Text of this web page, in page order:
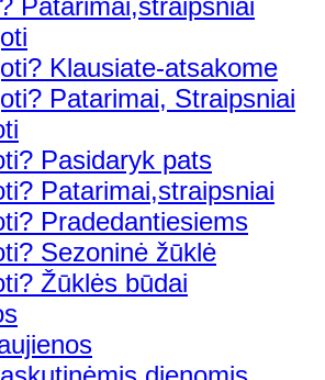
Patarimai,straipsniai
Klausiate-atsakome
Patarimai, Straipsniai
Pasidaryk pats
Patarimai,straipsniai
Pradedantiesiems
Sezoninė žūklė
Žūklės būdai